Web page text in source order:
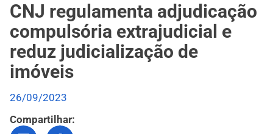
CNJ regulamenta adjudicação
compulsória extrajudicial e
reduz judicialização de
imóveis
26/09/2023
Compartilhar: